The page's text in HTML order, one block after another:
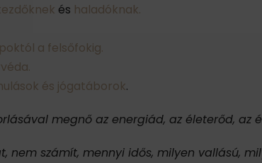
és haladóknak.
a felsőfokig.
és jógatáborok.
megnő az energiád, az életerőd, az
nem számít, mennyi idős, milyen vallású,